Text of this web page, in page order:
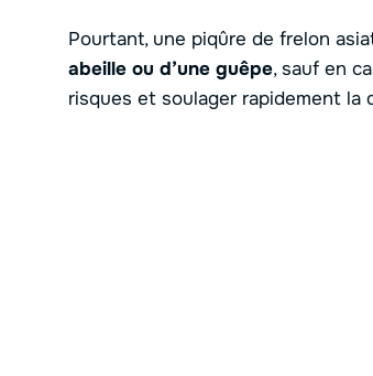
Pourtant, une piqûre de frelon
abeille ou d’une guêpe, sauf en
risques et soulager rapidement la